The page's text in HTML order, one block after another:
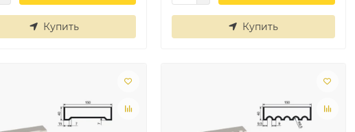
Купить Купить